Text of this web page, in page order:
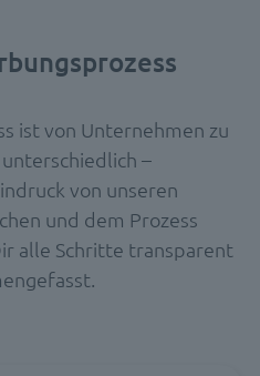
ist von Unternehmen zu
–
von unseren
und dem Prozess
alle Schritte transparent